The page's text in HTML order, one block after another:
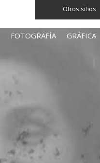
Otros sitios
FOTOGRAFÍA GRÁFICA